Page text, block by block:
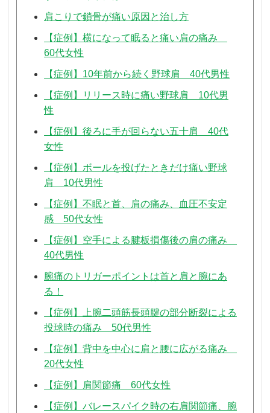
肩こりで鎖骨が痛い原因と治し方
【症例】横になって眠ると痛い肩の痛み
60代女性
【症例】10年前から続く野球肩 40代男性
【症例】リリース時に痛い野球肩 10代男
性
【症例】後ろに手が回らない五十肩 40代
女性
【症例】ボールを投げたときだけ痛い野球
肩 10代男性
【症例】不眠と首、肩の痛み、血圧不安定
感 50代女性
【症例】空手による腱板損傷後の肩の痛み
40代男性
腕痛のトリガーポイントは首と肩と腕にあ
る！
【症例】上腕二頭筋長頭腱の部分断裂による
投球時の痛み 50代男性
【症例】背中を中心に肩と腰に広がる痛み
20代女性
【症例】肩関節痛 60代女性
【症例】バレースパイク時の右肩関節痛、腕